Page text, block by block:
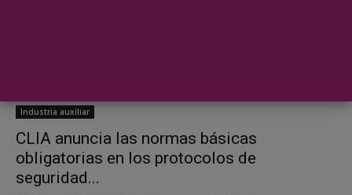
Industria auxiliar
CLIA anuncia las normas básicas
obligatorias en los protocolos de
seguridad...